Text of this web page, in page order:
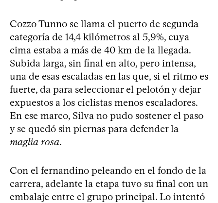
Cozzo Tunno se llama el puerto de segunda
categoría de 14,4 kilómetros al 5,9%, cuya
cima estaba a más de 40 km de la llegada.
Subida larga, sin final en alto, pero intensa,
una de esas escaladas en las que, si el ritmo es
fuerte, da para seleccionar el pelotón y dejar
expuestos a los ciclistas menos escaladores.
En ese marco, Silva no pudo sostener el paso
y se quedó sin piernas para defender la
maglia rosa.
Con el fernandino peleando en el fondo de la
carrera, adelante la etapa tuvo su final con un
embalaje entre el grupo principal. Lo intentó